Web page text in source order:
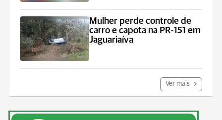
Mulher perde controle de
carro e capota na PR-151 em
Jaguariaíva
Ver mais